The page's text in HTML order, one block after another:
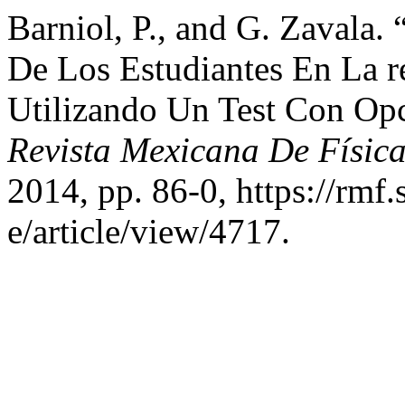
Barniol, P., and G. Zavala.
De Los Estudiantes En La
Utilizando Un Test Con
Revista Mexicana De
2014, pp. 86-0, https://
e/article/view/4717.